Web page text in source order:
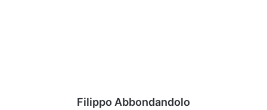
Filippo Abbondandolo